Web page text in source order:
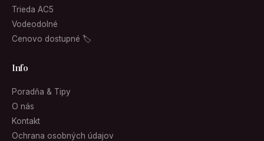
Trieda AC5
Vodeodolné
Cenovo dostupné 🏷
Info
Poradňa & Tipy
O nás
Kontakt
Ochrana osobných údajov